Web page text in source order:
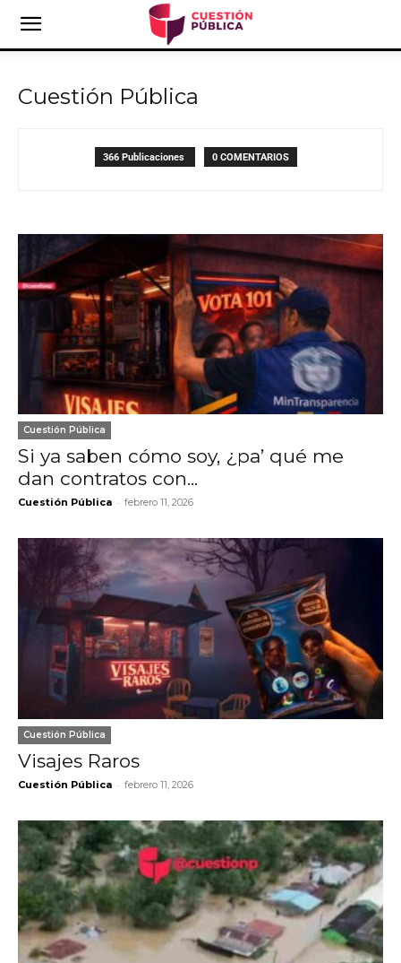
Cuestión Pública
366 Publicaciones 0 COMENTARIOS
Cuestión Pública
Si ya saben cómo soy, ¿pa’ qué me
dan contratos con...
Cuestión Pública - febrero 11, 2026
Cuestión Pública
Visajes Raros
Cuestión Pública - febrero 11, 2026